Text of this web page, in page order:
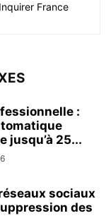
France
:
jusqu’à 25...
sociaux
des